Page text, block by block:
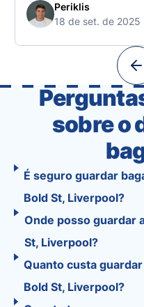
free. 🧭 What Makes
Unlike standard travel
With Tourist, your
Periklis
18 de set. de 2025
sobre o
É seguro guardar
Bold St, Liverpool?
Onde posso guardar
St, Liverpool?
Quanto custa
Bold St, Liverpool?